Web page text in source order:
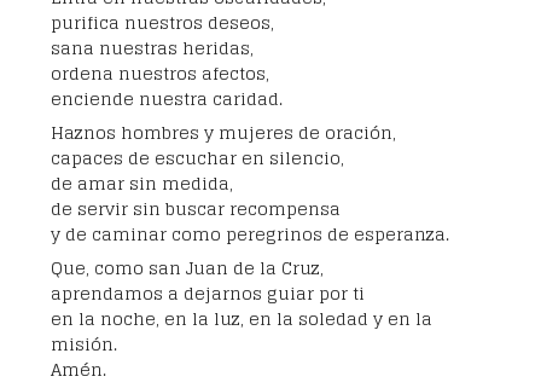
purifica nuestros deseos,
sana nuestras heridas,
ordena nuestros afectos,
enciende nuestra caridad.
Haznos hombres y mujeres de oración,
capaces de escuchar en silencio,
de amar sin medida,
de servir sin buscar recompensa
y de caminar como peregrinos de esperanza.
Que, como san Juan de la Cruz,
aprendamos a dejarnos guiar por ti
en la noche, en la luz, en la soledad y en la
misión.
Amén.